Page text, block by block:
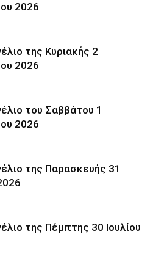
2026
της Κυριακής 2
2026
του Σαββάτου 1
2026
της Παρασκευής 31
της Πέμπτης 30 Ιουλίου